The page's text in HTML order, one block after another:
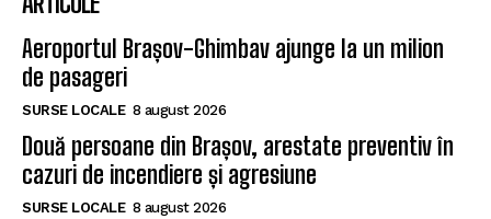
Aeroportul Brașov-Ghimbav ajunge la un milion
de pasageri
SURSE LOCALE 8 august 2026
Două persoane din Brașov, arestate preventiv în
cazuri de incendiere și agresiune
SURSE LOCALE 8 august 2026